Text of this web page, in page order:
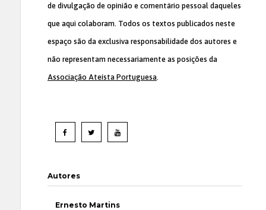
de divulgação de opinião e comentário pessoal daqueles
que aqui colaboram. Todos os textos publicados neste
espaço são da exclusiva responsabilidade dos autores e
não representam necessariamente as posições da
Associação Ateísta Portuguesa.
Autores
Ernesto Martins